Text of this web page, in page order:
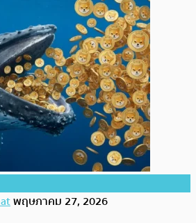
พฤษภาคม 27, 2026